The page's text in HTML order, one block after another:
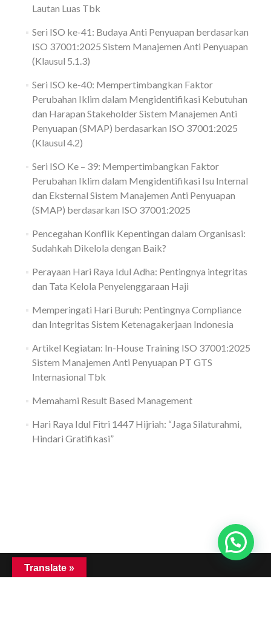
Lautan Luas Tbk
Seri ISO ke-41: Budaya Anti Penyuapan berdasarkan
ISO 37001:2025 Sistem Manajemen Anti Penyuapan
(Klausul 5.1.3)
Seri ISO ke-40: Mempertimbangkan Faktor
Perubahan Iklim dalam Mengidentifikasi Kebutuhan
dan Harapan Stakeholder Sistem Manajemen Anti
Penyuapan (SMAP) berdasarkan ISO 37001:2025
(Klausul 4.2)
Seri ISO Ke – 39: Mempertimbangkan Faktor
Perubahan Iklim dalam Mengidentifikasi Isu Internal
dan Eksternal Sistem Manajemen Anti Penyuapan
(SMAP) berdasarkan ISO 37001:2025
Pencegahan Konflik Kepentingan dalam Organisasi:
Sudahkah Dikelola dengan Baik?
Perayaan Hari Raya Idul Adha: Pentingnya integritas
dan Tata Kelola Penyelenggaraan Haji
Memperingati Hari Buruh: Pentingnya Compliance
dan Integritas Sistem Ketenagakerjaan Indonesia
Artikel Kegiatan: In-House Training ISO 37001:2025
Sistem Manajemen Anti Penyuapan PT GTS
Internasional Tbk
Memahami Result Based Management
Hari Raya Idul Fitri 1447 Hijriah: “Jaga Silaturahmi,
Hindari Gratifikasi”
Translate »